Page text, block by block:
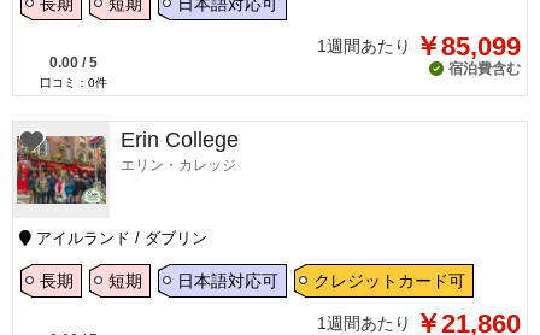
0.00 / 5
口コミ： 0件
1週間あたり ￥85,099
宿泊費含む
Erin College
エリン・カレッジ
アイルランド / ダブリン
長期 短期 日本語対応可 クレジットカード可
1週間あたり ￥21,860